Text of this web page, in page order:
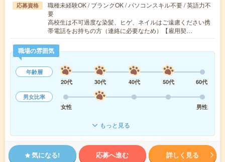
応募資格
職種未経験OK / ブランクOK / パソコンスキル不要 / 英語力不
要
高校生は不可過度な染髪、ヒゲ、ネイルはご遠慮ください携
帯電話をお持ちの方（連絡に必要なため）【雇用契…
職場の雰囲気
年齢層
20代
30代 40代 50代
60代
男女比率
女性
男性
もっと見る
気になる! 応募へ進む 詳しく見る